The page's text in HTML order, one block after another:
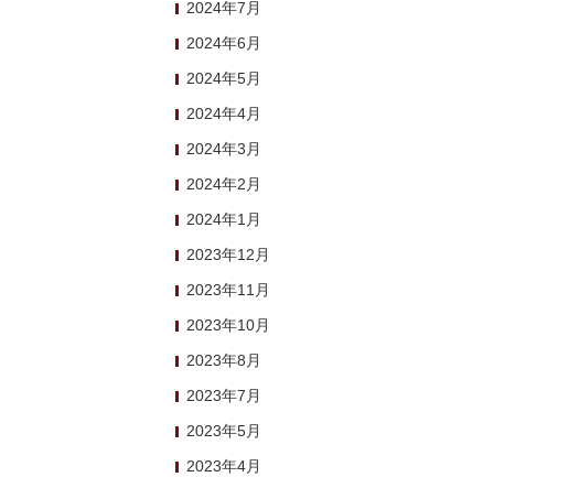
2024年7月
2024年6月
2024年5月
2024年4月
2024年3月
2024年2月
2024年1月
2023年12月
2023年11月
2023年10月
2023年8月
2023年7月
2023年5月
2023年4月